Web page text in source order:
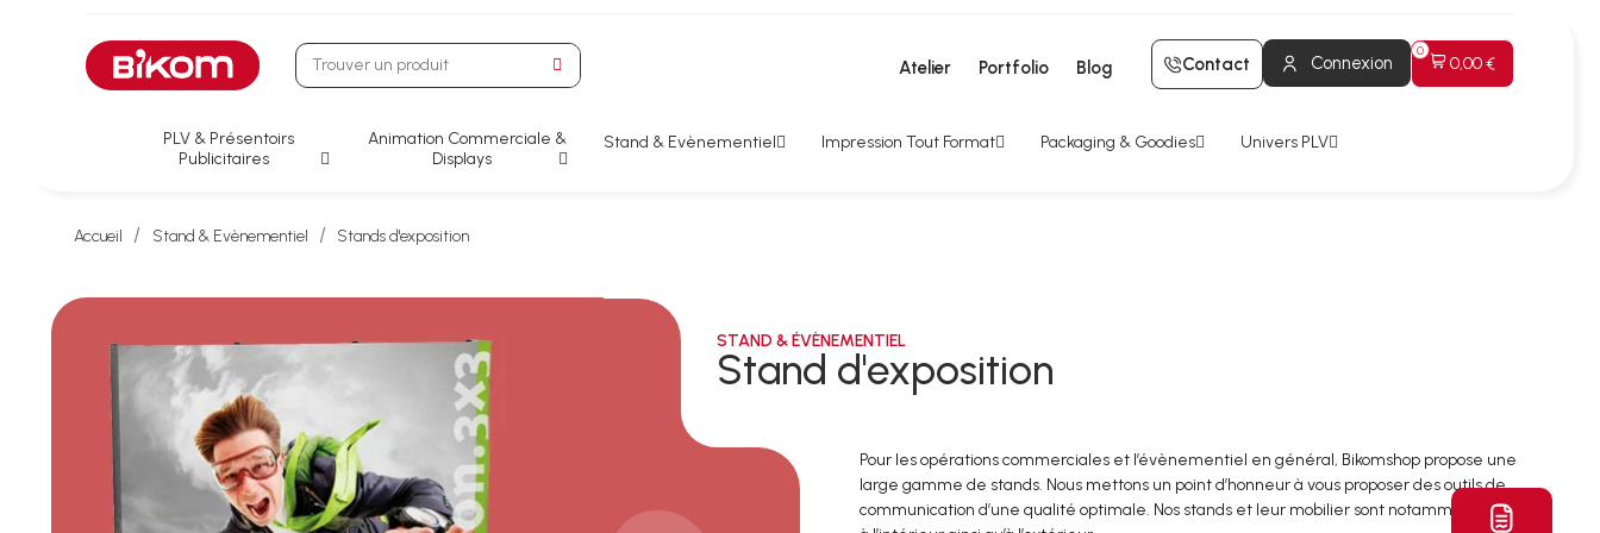
Atelier Portfolio Blog Contact Connexion 0,00 €
PLV & Présentoirs
Publicitaires
Animation Commerciale &
Displays
Stand & Evènementiel Impression Tout Format Packaging & Goodies Univers PLV
Accueil Stand & Evènementiel Stands d'exposition
STAND & ÉVÈNEMENTIEL
Stand d'exposition
Pour les opérations commerciales et l’évènementiel en général, Bikomshop propose une
large gamme de stands. Nous mettons un point d’honneur à vous proposer des outils de
communication d’une qualité optimale. Nos stands et leur mobilier sont notamment adaptés